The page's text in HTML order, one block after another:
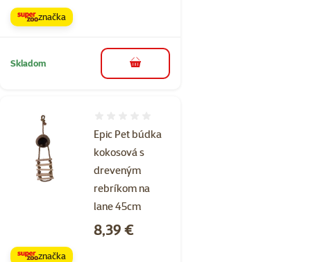
značka
Skladom do košíka
Epic Pet búdka
kokosová s
dreveným
rebríkom na
lane 45cm
Cena
8,39 €
značka